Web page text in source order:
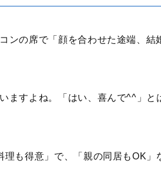
ンの席で「顔を合わせた途端、結
ますよね。「はい、喜んで^^」と
も得意」で、「親の同居もOK」